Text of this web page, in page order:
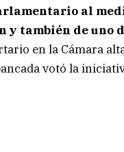
al
y también de uno
en la Cámara
votó la